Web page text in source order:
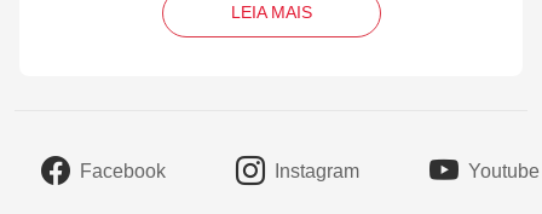
LEIA MAIS
Facebook Instagram Youtube